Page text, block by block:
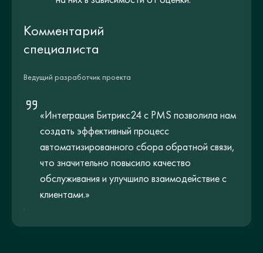
Комментарий
специалиста
Ведущий разработчик проекта
«Интеграция Битрикс24 с PMS позволила нам
создать эффективный процесс
автоматизированного сбора обратной связи,
что значительно повысило качество
обслуживания и улучшило взаимодействие с
клиентами.»